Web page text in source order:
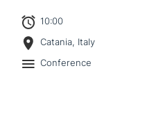
10:00
Catania, Italy
Conference